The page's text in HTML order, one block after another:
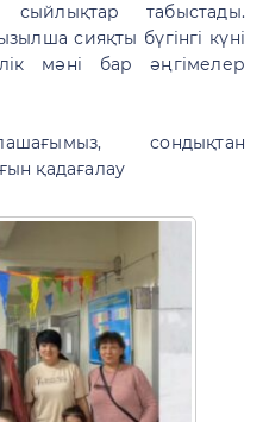
табыстады.
сияқты бүгінгі күні
мәні бар әңгімелер
сондықтан
қадағалау